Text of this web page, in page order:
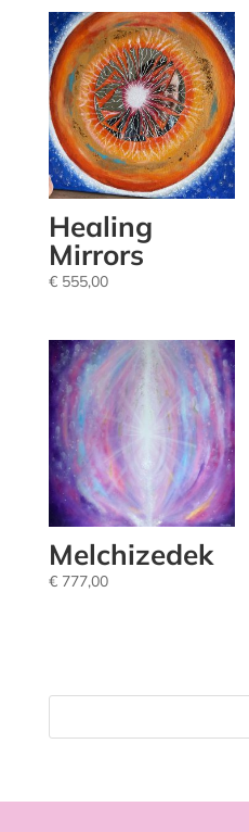
Healing
Mirrors
€555,00
Melchizedek
€777,00